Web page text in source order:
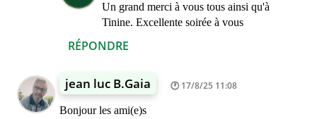
RÉPONDRE
Un grand merci à vous tous ainsi qu'à
Tinine. Excellente soirée à vous
jean luc B.Gaia 17/8/25 11:08
Bonjour les ami(e)s